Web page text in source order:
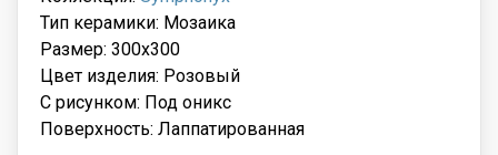
Тип керамики: Мозаика
Размер: 300x300
Цвет изделия: Розовый
С рисунком: Под оникс
Поверхность: Лаппатированная